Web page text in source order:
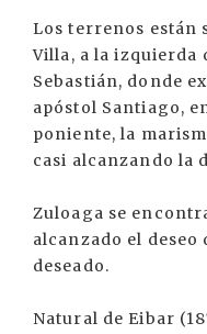
Los terrenos están
Villa, a la izquierda
Sebastián, donde
apóstol Santiago,
poniente, la
casi alcanzando la
Zuloaga se
alcanzado el deseo
deseado.
Natural de Eibar